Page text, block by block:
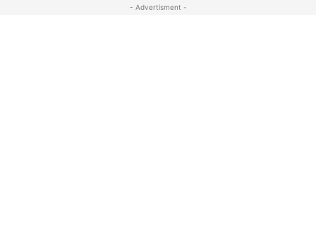
- Advertisment -